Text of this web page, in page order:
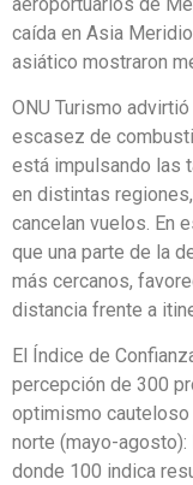
caída en Asia
asiático mostraron
ONU Turismo
escasez de
está impulsando las
en distintas
cancelan vuelos. En
que una parte de la
más cercanos,
distancia frente a
El Índice de
percepción de 300
optimismo
norte (mayo-agosto):
donde 100 indica